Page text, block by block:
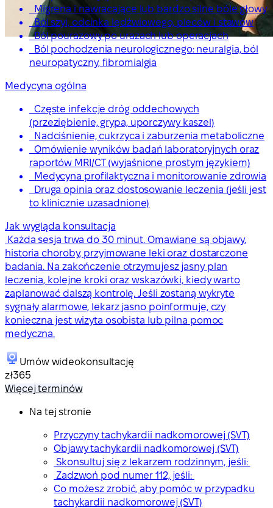
Migrena i nawracające lub bardzo silne bóle głowy
Ból szyi, odcinka lędźwiowego, pleców i stawów
Ból pourazowy po urazach lub operacjach
Ból pochodzenia neurologicznego: neuralgia, ból
neuropatyczny, fibromialgia
Medycyna ogólna
Częste infekcje dróg oddechowych
(przeziębienie, grypa, uporczywy kaszel)
Nadciśnienie, cukrzyca i zaburzenia metaboliczne
Omówienie wyników badań laboratoryjnych oraz
raportów MRI/CT (wyjaśnione prostym językiem)
Medycyna profilaktyczna i monitorowanie zdrowia
Druga opinia oraz dostosowanie leczenia (jeśli jest
to klinicznie uzasadnione)
Jak wygląda konsultacja
Każda sesja trwa do 30 minut. Omawiane są objawy,
historia choroby, przyjmowane leki oraz dostarczone
badania. Na zakończenie otrzymujesz jasny plan
leczenia, kolejne kroki oraz wskazówki, kiedy warto
zaplanować dalszą kontrolę. Jeśli zostaną wykryte
sygnały alarmowe, lekarz jasno poinformuje, czy
konieczna jest wizyta osobista lub pilna pomoc
medyczna.
Umów wideokonsultację
zł365
Więcej terminów
Na tej stronie
Przyczyny tachykardii nadkomorowej (SVT)
Objawy tachykardii nadkomorowej (SVT)
Skonsultuj się z lekarzem rodzinnym, jeśli:
Zadzwoń pod numer 112, jeśli:
Co możesz zrobić, aby pomóc w przypadku
tachykardii nadkomorowej (SVT)